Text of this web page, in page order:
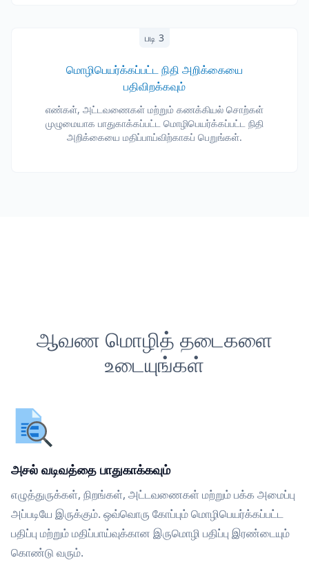
படி 3
மொழிபெயர்க்கப்பட்ட நிதி அறிக்கையை
பதிவிறக்கவும்
எண்கள், அட்டவணைகள் மற்றும் கணக்கியல் சொற்கள்
முழுமையாக பாதுகாக்கப்பட்ட மொழிபெயர்க்கப்பட்ட நிதி
அறிக்கையை மதிப்பாய்விற்காகப் பெறுங்கள்.
ஆவண மொழித் தடைகளை
உடையுங்கள்
அசல் வடிவத்தை பாதுகாக்கவும்
எழுத்துருக்கள், நிறங்கள், அட்டவணைகள் மற்றும் பக்க அமைப்பு
அப்படியே இருக்கும். ஒவ்வொரு கோப்பும் மொழிபெயர்க்கப்பட்ட
பதிப்பு மற்றும் மதிப்பாய்வுக்கான இருமொழி பதிப்பு இரண்டையும்
கொண்டு வரும்.